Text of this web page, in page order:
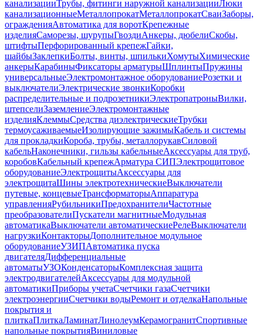
канализацииТрубы, фитинги наружной канализацииЛюки
канализационныеМеталлопрокатМеталлопрокатСваиЗаборы,
огражденияАвтоматика для воротКрепежные
изделияСаморезы, шурупыГвоздиАнкеры, дюбелиСкобы,
штифтыПерфорированный крепежГайки,
шайбыЗаклепкиБолты, винты, шпилькиХомутыХимические
анкерыКарабиныФиксаторы арматурыШплинтыПружины
универсальныеЭлектромонтажное оборудованиеРозетки и
выключателиЭлектрические звонкиКоробки
распределительные и подрозетникиЭлектропатроныВилки,
штепселиЗаземлениеЭлектромонтажные
изделияКлеммыСредства диэлектрическиеТрубки
термоусаживаемыеИзолирующие зажимыКабель и системы
для прокладкиКороба, трубы, металлорукавСиловой
кабельНаконечники, гильзы кабельныеАксессуары для труб,
коробовКабельный крепежАрматура СИПЭлектрощитовое
оборудованиеЭлектрощитыАксессуары для
электрощитаШины электротехническиеВыключатели
путевые, концевыеТрансформаторыАппаратура
управленияРубильникиПредохранителиЧастотные
преобразователиПускатели магнитныеМодульная
автоматикаВыключатели автоматическиеРелеВыключатели
нагрузкиКонтакторыДополнительное модульное
оборудованиеУЗИПАвтоматика пуска
двигателяДифференциальные
автоматыУЗОКонденсаторыКомплексная защита
электродвигателейАксессуары для модульной
автоматикиПриборы учетаСчетчики газаСчетчики
электроэнергииСчетчики водыРемонт и отделкаНапольные
покрытия и
плиткаПлиткаЛаминатЛинолеумКерамогранитСпортивные
напольные покрытияВиниловые